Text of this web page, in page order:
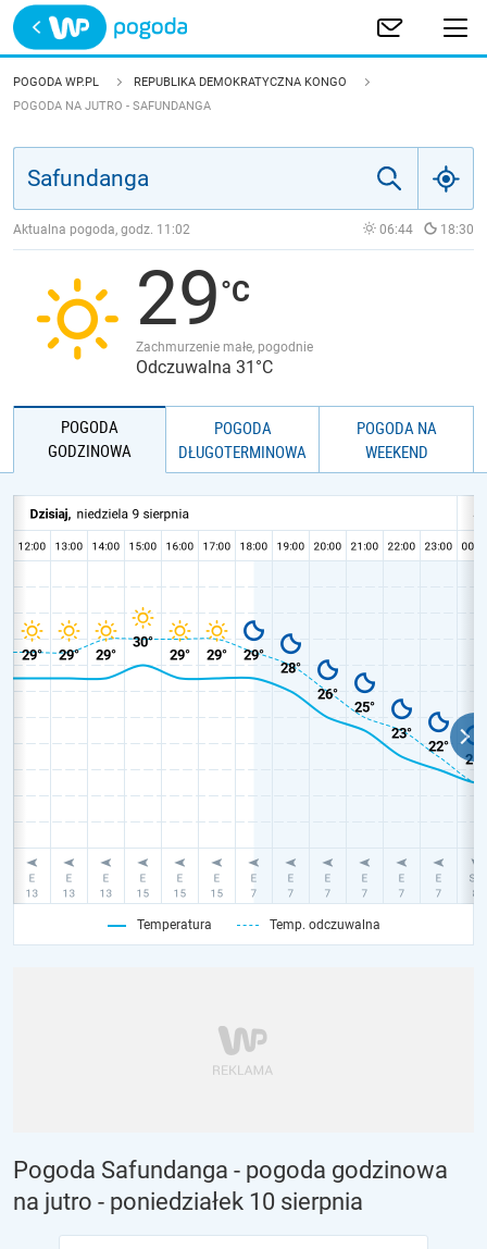
Trwa ładowanie
POLSKA
JAKOŚĆ POWIETRZA
POGODA WP.PL
REPUBLIKA DEMOKRATYCZNA KONGO
POGODA NA JUTRO - SAFUNDANGA
Aktualna pogoda, godz. 11:02 06:44 18:30
29
Zachmurzenie małe, pogodnie
Odczuwalna 31°C
POGODA
GODZINOWA
POGODA
DŁUGOTERMINOWA
POGODA NA
WEEKEND
Temperatura Temp. odczuwalna
Pogoda Safundanga - pogoda godzinowa
na jutro - poniedziałek 10 sierpnia